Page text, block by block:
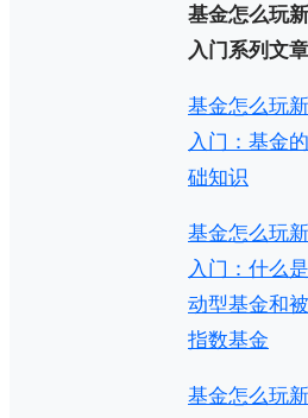
基金怎么玩
入门系列文章
基金怎么玩
入门：基金
础知识
基金怎么玩
入门：什么
动型基金和
指数基金
基金怎么玩